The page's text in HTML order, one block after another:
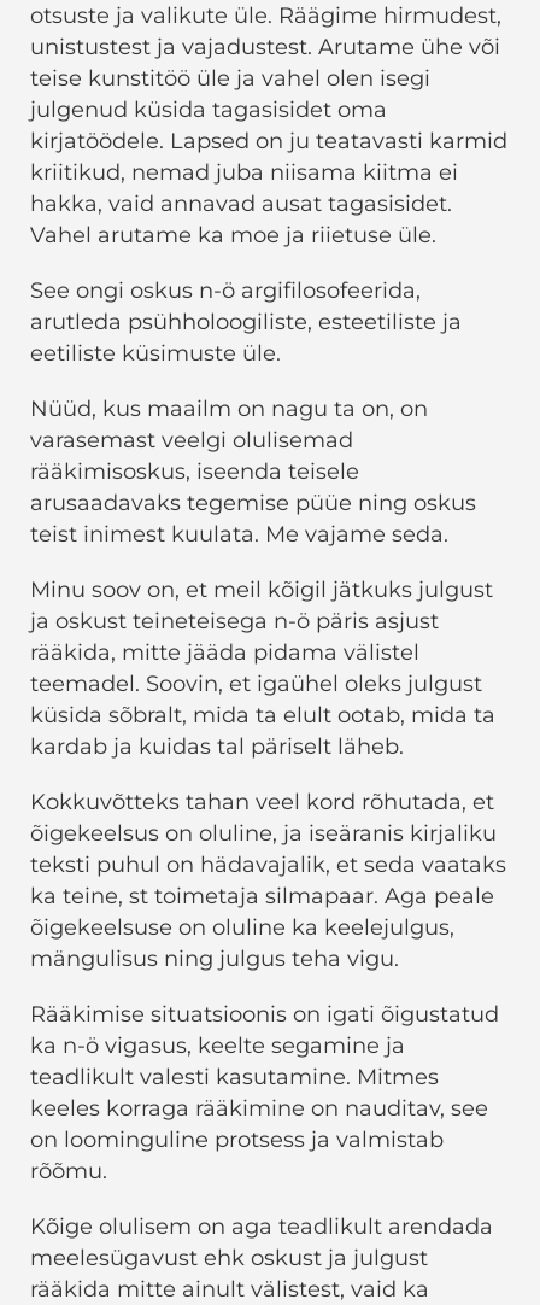
otsuste ja valikute üle. Räägime hirmudest,
unistustest ja vajadustest. Arutame ühe või
teise kunstitöö üle ja vahel olen isegi
julgenud küsida tagasisidet oma
kirjatöödele. Lapsed on ju teatavasti karmid
kriitikud, nemad juba niisama kiitma ei
hakka, vaid annavad ausat tagasisidet.
Vahel arutame ka moe ja riietuse üle.
See ongi oskus n-ö argifilosofeerida,
arutleda psühholoogiliste, esteetiliste ja
eetiliste küsimuste üle.
Nüüd, kus maailm on nagu ta on, on
varasemast veelgi olulisemad
rääkimisoskus, iseenda teisele
arusaadavaks tegemise püüe ning oskus
teist inimest kuulata. Me vajame seda.
Minu soov on, et meil kõigil jätkuks julgust
ja oskust teineteisega n-ö päris asjust
rääkida, mitte jääda pidama välistel
teemadel. Soovin, et igaühel oleks julgust
küsida sõbralt, mida ta elult ootab, mida ta
kardab ja kuidas tal päriselt läheb.
Kokkuvõtteks tahan veel kord rõhutada, et
õigekeelsus on oluline, ja iseäranis kirjaliku
teksti puhul on hädavajalik, et seda vaataks
ka teine, st toimetaja silmapaar. Aga peale
õigekeelsuse on oluline ka keelejulgus,
mängulisus ning julgus teha vigu.
Rääkimise situatsioonis on igati õigustatud
ka n-ö vigasus, keelte segamine ja
teadlikult valesti kasutamine. Mitmes
keeles korraga rääkimine on nauditav, see
on loominguline protsess ja valmistab
rõõmu.
Kõige olulisem on aga teadlikult arendada
meelesügavust ehk oskust ja julgust
rääkida mitte ainult välistest, vaid ka